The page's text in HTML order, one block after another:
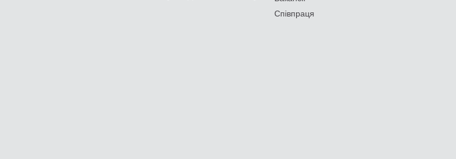
Співпраця